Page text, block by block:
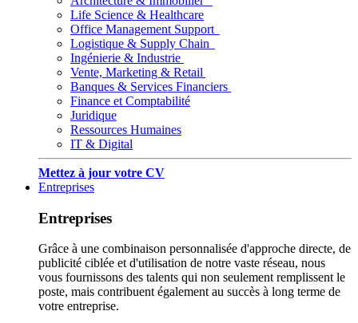
Life Science & Healthcare
Office Management Support
Logistique & Supply Chain
Ingénierie & Industrie
Vente, Marketing & Retail
Banques & Services Financiers
Finance et Comptabilité
Juridique
Ressources Humaines
IT & Digital
Mettez à jour votre CV
Entreprises
Entreprises
Grâce à une combinaison personnalisée d'approche directe, de
publicité ciblée et d'utilisation de notre vaste réseau, nous
vous fournissons des talents qui non seulement remplissent le
poste, mais contribuent également au succès à long terme de
votre entreprise.